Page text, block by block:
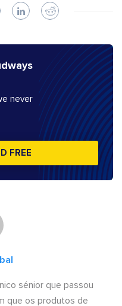
never
FREE
sénior que passou
que os produtos de